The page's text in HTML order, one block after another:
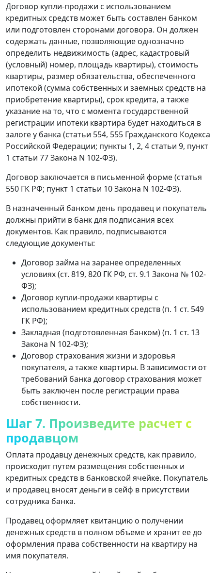
Договор купли-продажи с использованием
кредитных средств может быть составлен банком
или подготовлен сторонами договора. Он должен
содержать данные, позволяющие однозначно
определить недвижимость (адрес, кадастровый
(условный) номер, площадь квартиры), стоимость
квартиры, размер обязательства, обеспеченного
ипотекой (сумма собственных и заемных средств на
приобретение квартиры), срок кредита, а также
указание на то, что с момента государственной
регистрации ипотеки квартира будет находиться в
залоге у банка (статьи 554, 555 Гражданского Кодекса
Российской Федерации; пункты 1, 2, 4 статьи 9, пункт
1 статьи 77 Закона N 102-ФЗ).
Договор заключается в письменной форме (статья
550 ГК РФ; пункт 1 статьи 10 Закона N 102-ФЗ).
В назначенный банком день продавец и покупатель
должны прийти в банк для подписания всех
документов. Как правило, подписываются
следующие документы:
Договор займа на заранее определенных
условиях (ст. 819, 820 ГК РФ, ст. 9.1 Закона № 102-
ФЗ);
Договор купли-продажи квартиры с
использованием кредитных средств (п. 1 ст. 549
ГК РФ);
Закладная (подготовленная банком) (п. 1 ст. 13
Закона N 102-ФЗ);
Договор страхования жизни и здоровья
покупателя, а также квартиры. В зависимости от
требований банка договор страхования может
быть заключен после регистрации права
собственности.
Шаг 7. Произведите расчет с
продавцом
Оплата продавцу денежных средств, как правило,
происходит путем размещения собственных и
кредитных средств в банковской ячейке. Покупатель
и продавец вносят деньги в сейф в присутствии
сотрудника банка.
Продавец оформляет квитанцию ​​о получении
денежных средств в полном объеме и хранит ее до
оформления права собственности на квартиру на
имя покупателя.